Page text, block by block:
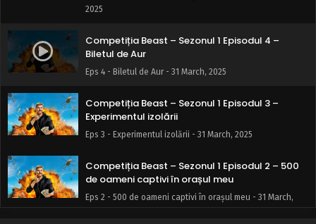
2025
Competiția Beast – Sezonul 1 Episodul 4 –
Biletul de Aur
Eps 4 - Biletul de Aur - 31 March, 2025
Competiția Beast – Sezonul 1 Episodul 3 –
Experimentul izolării
Eps 3 - Experimentul izolării - 31 March, 2025
Competiția Beast – Sezonul 1 Episodul 2 – 500
de oameni captivi în orașul meu
Eps 2 - 500 de oameni captivi în orașul meu - 31 March,